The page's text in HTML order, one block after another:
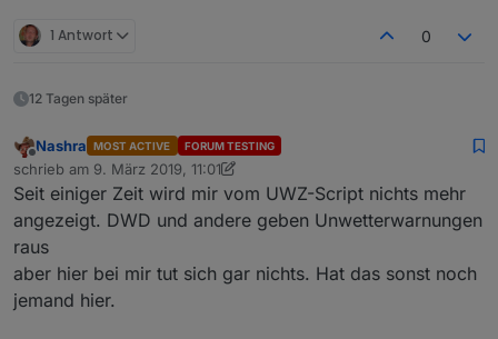
bsort="b.urgency*1000+b.category*100+b.s
i<numofwarnings;/if/(i<warnings.length)/
ext",warnings[i].longtext);/setstate(cha
nnelid+".warning."+i+".shorttext",warnin
gs[i].shorttext);/setstate(channelid+".w
arning."+i+".object","
{}");/setstate(channelid+".warning."+i+"
nnelid+".warning."+i+".end",warnings[i].
end);/setstate(channelid+".warning."+i+"
.severity",warnings[i].severity);/setsta
1 Antwort 0
12 Tagen später
Offline
Nashra MOST ACTIVE FORUM TESTING
schrieb am 9. März 2019, 11:01
zuletzt editiert von Nashra 3. Sept. 2019, 12:06
Seit einiger Zeit wird mir vom UWZ-Script nichts mehr
angezeigt. DWD und andere geben Unwetterwarnungen
raus
aber hier bei mir tut sich gar nichts. Hat das sonst noch
jemand hier.